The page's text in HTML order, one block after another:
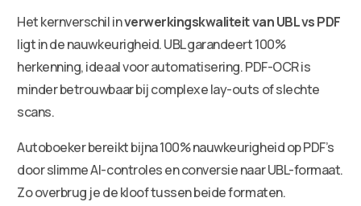
Het kernverschil inverwerkingskwaliteit van UBL vs PDF
ligt in de nauwkeurigheid. UBL garandeert 100%
herkenning, ideaal voor automatisering. PDF-OCR is
minder betrouwbaar bij complexe lay-outs of slechte
scans.
Autoboeker bereikt bijna 100% nauwkeurigheid op PDF’s
door slimme AI-controles en conversie naar UBL-formaat.
Zo overbrug je de kloof tussen beide formaten.